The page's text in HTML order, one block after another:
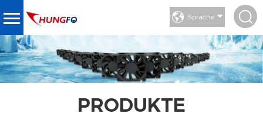
Sprache
PRODUKTE